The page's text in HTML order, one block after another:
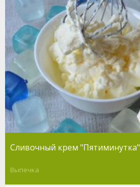
Сливочный крем "Пятиминутка"
Выпечка